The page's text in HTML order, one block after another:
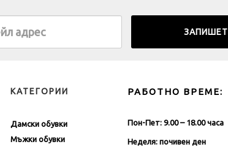
КАТЕГОРИИ
Дамски обувки
Мъжки обувки
РАБОТНО ВРЕМЕ:
Пон-Пет: 9.00 – 18.00 часа
Неделя: почивен ден